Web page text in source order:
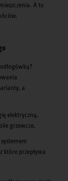
A to
a
elektryczną,
grzewcze,
które przepływa